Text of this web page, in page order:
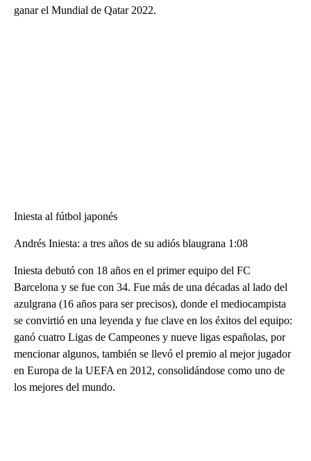
ganar el Mundial de Qatar 2022.
Iniesta al fútbol japonés
Andrés Iniesta: a tres años de su adiós blaugrana 1:08
Iniesta debutó con 18 años en el primer equipo del FC
Barcelona y se fue con 34. Fue más de una décadas al lado del
azulgrana (16 años para ser precisos), donde el mediocampista
se convirtió en una leyenda y fue clave en los éxitos del equipo:
ganó cuatro Ligas de Campeones y nueve ligas españolas, por
mencionar algunos, también se llevó el premio al mejor jugador
en Europa de la UEFA en 2012, consolidándose como uno de
los mejores del mundo.